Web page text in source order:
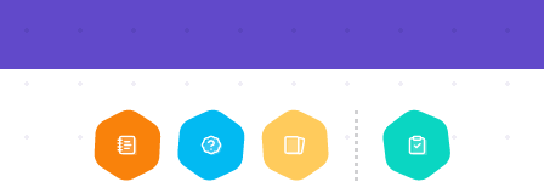
Aktivnosti lekcije